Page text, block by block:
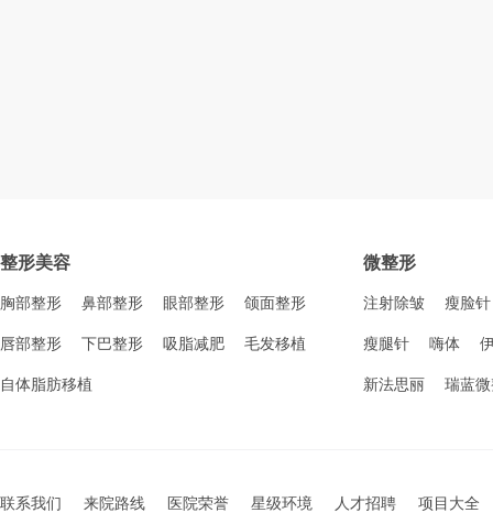
整形美容
胸部整形 鼻部整形 眼部整形 颌面整形
唇部整形 下巴整形 吸脂减肥 毛发移植
自体脂肪移植
微整形
注射除皱 瘦脸针
瘦腿针 嗨体
新法思丽 瑞蓝
联系我们 来院路线 医院荣誉 星级环境 人才招聘 项目大全